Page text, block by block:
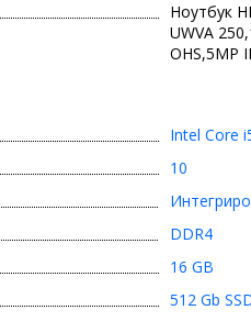
Ноутбук
UWVA
OHS,5MP
Intel Core
10
DDR4
16 GB
512 Gb